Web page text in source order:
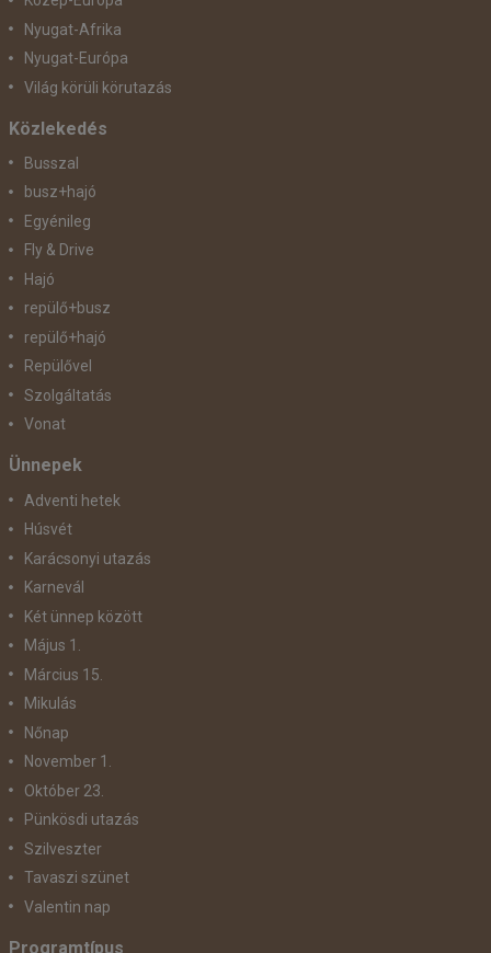
Nyugat-Afrika
Nyugat-Európa
Világ körüli körutazás
Közlekedés
Busszal
busz+hajó
Egyénileg
Fly & Drive
Hajó
repülő+busz
repülő+hajó
Repülővel
Szolgáltatás
Vonat
Ünnepek
Adventi hetek
Húsvét
Karácsonyi utazás
Karnevál
Két ünnep között
Május 1.
Március 15.
Mikulás
Nőnap
November 1.
Október 23.
Pünkösdi utazás
Szilveszter
Tavaszi szünet
Valentin nap
Programtípus